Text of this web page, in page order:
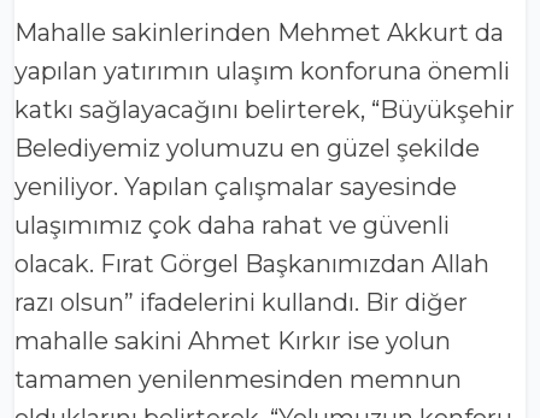
Mahalle sakinlerinden Mehmet Akkurt da
yapılan yatırımın ulaşım konforuna önemli
katkı sağlayacağını belirterek, “Büyükşehir
Belediyemiz yolumuzu en güzel şekilde
yeniliyor. Yapılan çalışmalar sayesinde
ulaşımımız çok daha rahat ve güvenli
olacak. Fırat Görgel Başkanımızdan Allah
razı olsun” ifadelerini kullandı. Bir diğer
mahalle sakini Ahmet Kırkır ise yolun
tamamen yenilenmesinden memnun